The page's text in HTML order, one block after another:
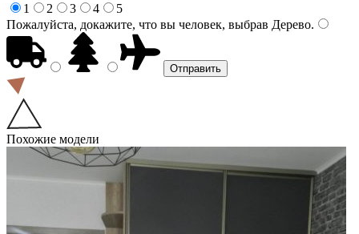
1
2 3 4
5
Пожалуйста, докажите, что вы человек, выбрав Дерево.
Похожие модели